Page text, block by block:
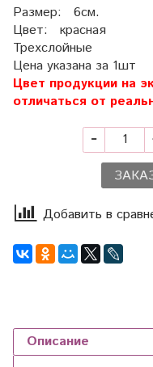
Размер: 6см.
Цвет: красная
Трехслойные
Цена указана за 1шт
Цвет продукции на
отличаться от
Добавить в
Описание